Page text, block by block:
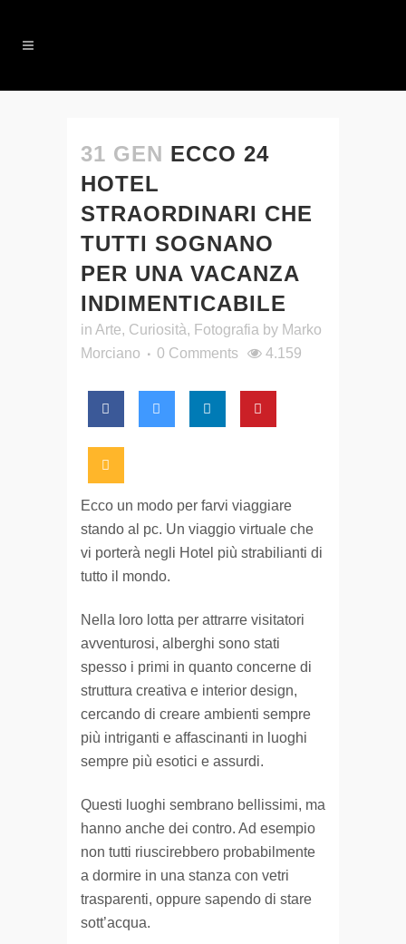
31 GEN ECCO 24
HOTEL
STRAORDINARI CHE
TUTTI SOGNANO
PER UNA VACANZA
INDIMENTICABILE
in Arte, Curiosità, Fotografia by Marko
Morciano
0 Comments 4.159
Ecco un modo per farvi viaggiare
stando al pc. Un viaggio virtuale che
vi porterà negli Hotel più strabilianti di
tutto il mondo.
Nella loro lotta per attrarre visitatori
avventurosi, alberghi sono stati
spesso i primi in quanto concerne di
struttura creativa e interior design,
cercando di creare ambienti sempre
più intriganti e affascinanti in luoghi
sempre più esotici e assurdi.
Questi luoghi sembrano bellissimi, ma
hanno anche dei contro. Ad esempio
non tutti riuscirebbero probabilmente
a dormire in una stanza con vetri
trasparenti, oppure sapendo di stare
sott’acqua.